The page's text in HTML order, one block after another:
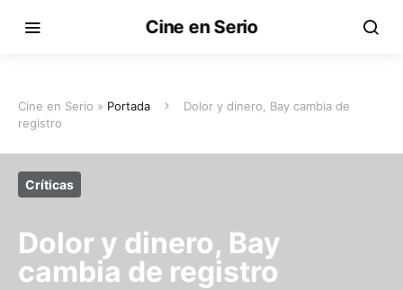
Cine en Serio
Cine en Serio » Portada
Dolor y dinero, Bay cambia de
registro
Críticas
Dolor y dinero, Bay
cambia de registro